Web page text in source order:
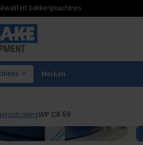
bakkerijmachines
Merken
WP CR 59